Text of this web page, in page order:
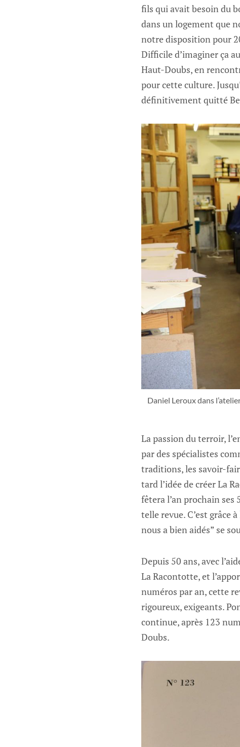
fils qui avait besoin du
dans un logement que
notre disposition pour
Difficile d’imaginer ça
Haut-Doubs, en
pour cette culture.
définitivement quitté
Daniel Leroux dans
La passion du terroir,
par des spécialistes
traditions, les savoir-
tard l’idée de créer La
fêtera l’an prochain ses
telle revue. C’est grâce
nous a bien aidés” se
Depuis 50 ans, avec
La Racontotte, et
numéros par an, cette
rigoureux, exigeants.
continue, après 123
Doubs.